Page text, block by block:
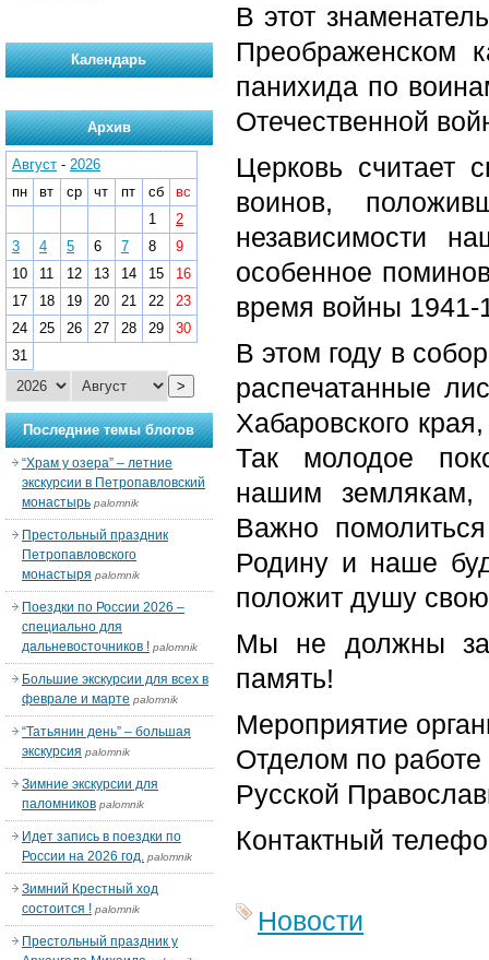
В этот
Преображенском
панихида по
Отечественной
Церковь считает
воинов,
независимости
особенное
время войны 1941-
В этом году в
распечатанные
Хабаровского
Так молодое
нашим землякам,
Важно
Родину и наше
положит душу
Мы не должны
память!
Мероприятие
Отделом по
Русской
Контактный
Новости
Календарь
Архив
Август - 2026
пн
вт ср чт пт сб
вс
1
2
3
4 5 6 7 8
9
10
11 12 13 14 15
16
17
18 19 20 21 22
23
24
25 26 27 28 29
30
31
>
Последние темы блогов
“Храм у озера” – летние
экскурсии в Петропавловский
монастырь palomnik
Престольный праздник
Петропавловского
монастыря palomnik
Поездки по России 2026 –
специально для
дальневосточников ! palomnik
Большие экскурсии для всех в
феврале и марте palomnik
“Татьянин день” – большая
экскурсия palomnik
Зимние экскурсии для
паломников palomnik
Идет запись в поездки по
России на 2026 год. palomnik
Зимний Крестный ход
состоится ! palomnik
Престольный праздник у